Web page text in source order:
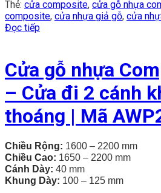
Thẻ: cửa composite, cửa gỗ nhựa
composite, cửa nhựa giả gỗ, cửa
Đọc tiếp
Cửa gỗ nhựa
– Cửa đi 2 cánh
thoáng | Mã
Chiều Rộng: 1600 – 2200 mm
Chiều Cao: 1650 – 2200 mm
Cánh Dày: 40 mm
Khung Dày: 100 – 125 mm